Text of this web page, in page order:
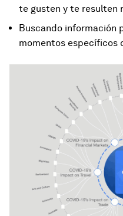
te gusten y te resulten
Buscando información
momentos específicos